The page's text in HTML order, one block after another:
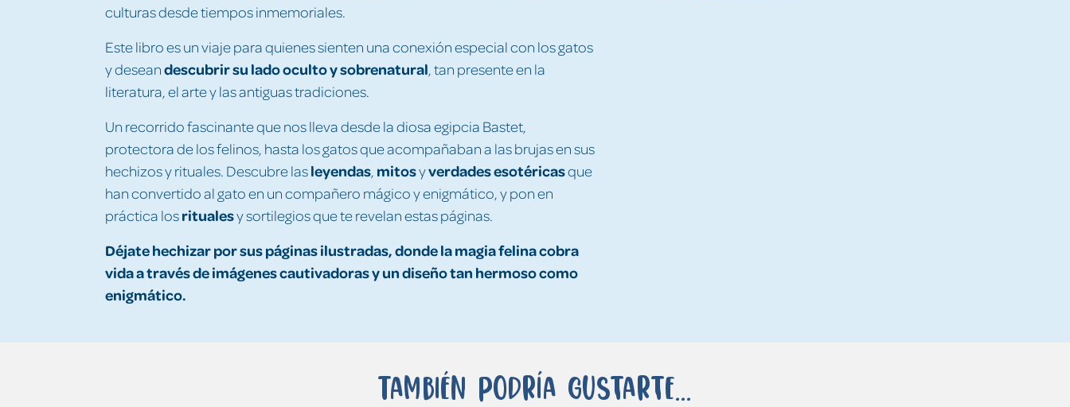
culturas desde tiempos inmemoriales.
Este libro es un viaje para quienes sienten una conexión especial con los gatos
y deseandescubrir su lado oculto y sobrenatural, tan presente en la
literatura, el arte y las antiguas tradiciones.
Un recorrido fascinante que nos lleva desde la diosa egipcia Bastet,
protectora de los felinos, hasta los gatos que acompañaban a las brujas en sus
hechizos y rituales. Descubre lasleyendas, mitosyverdades esotéricasque
han convertido al gato en un compañero mágico y enigmático, y pon en
práctica losritualesy sortilegios que te revelan estas páginas.
Déjate hechizar por sus páginas ilustradas, donde la magia felina cobra
vida a través de imágenes cautivadoras y un diseño tan hermoso como
enigmático.
También podría gustarte...